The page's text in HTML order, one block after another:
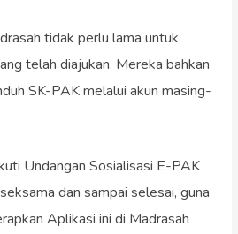
tidak perlu lama untuk
telah diajukan. Mereka bahkan
SK-PAK melalui akun masing-
Undangan Sosialisasi E-PAK
dan sampai selesai, guna
Aplikasi ini di Madrasah